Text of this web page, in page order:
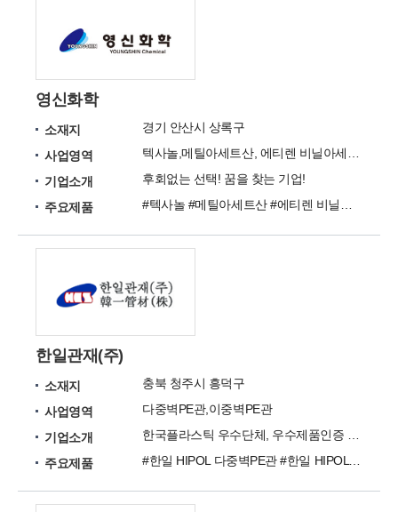
영신화학
소재지
경기 안산시 상록구
사업영역
기업소개
후회없는 선택! 꿈을 찾는 기업!
주요제품
한일관재(주)
소재지
충북 청주시 흥덕구
사업영역
다중벽PE관,이중벽PE관
기업소개
주요제품